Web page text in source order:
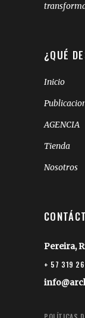
¿QUÉ
Inicio
AGENCIA
Tienda
Nosotros
Pereira,
+ 57 319